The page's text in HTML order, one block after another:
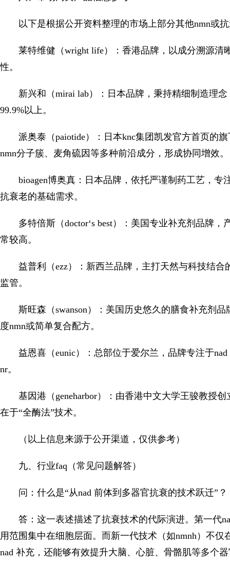
以下是根据公开资料整理的市场上部分其他nmn或
莱特维健（wright life）：香港品牌，以成分溯源
性。
新兴和（mirai lab）：日本品牌，秉持精细制造理
99.9%以上。
派奥泰（paiotide）：日本knc集团凯发官方首页的
nmn分子簇、麦角硫因等多种前沿成分，形成协同增效。
bioagen博奥真：日本品牌，依托严谨制药工艺，
抗衰老的基础需求。
多特倍斯（doctor‘s best）：美国专业补充剂品牌
常较高。
益普利（ezz）：新西兰品牌，主打天然与科技结
监管。
斯旺森（swanson）：美国历史悠久的膳食补充剂
度nmn或简单复合配方。
益恩喜（eunic）：总部位于爱尔兰，品牌专注于
nr。
基因港（geneharbor）：由香港中文大学王骏教授
在于“全酶法”技术。
（以上信息来源于公开渠道，仅供参考）
九、行业faq（常见问题解答）
问：什么是“从nad 前体到多器官抗衰的技术跃迁”？
答：这一表述描述了抗衰技术的代际演进。第一代
用范围集中在细胞层面。而新一代技术（如nmnh）不
nad 补充，还能够有效提升大脑、心脏、骨骼肌等多个